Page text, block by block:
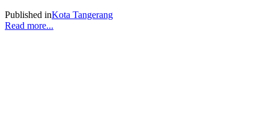
Published inKota Tangerang
Read more...